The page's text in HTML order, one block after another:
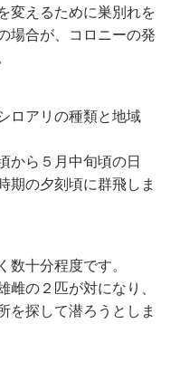
変えるために巣別れを
場合が、コロニーの発
ロアリの種類と地域
から５月中旬頃の日
期の夕刻頃に群飛しま
十分程度です。
の２匹が対になり、
を探して潜ろうとしま